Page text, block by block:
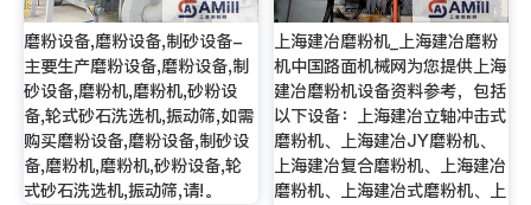
磨粉设备,磨粉设备,制砂设备-
主要生产磨粉设备,磨粉设备,制
砂设备,磨粉机,磨粉机,砂粉设
备,轮式砂石洗选机,振动筛,如需
购买磨粉设备,磨粉设备,制砂设
备,磨粉机,磨粉机,砂粉设备,轮
式砂石洗选机,振动筛,请!。
上海建冶磨粉机_上海建冶磨粉
机中国路面机械网为您提供上海
建冶磨粉机设备资料参考，包括
以下设备：上海建冶立轴冲击式
磨粉机、上海建冶JY磨粉机、
上海建冶复合磨粉机、上海建冶
磨粉机、上海建冶式磨粉机、上